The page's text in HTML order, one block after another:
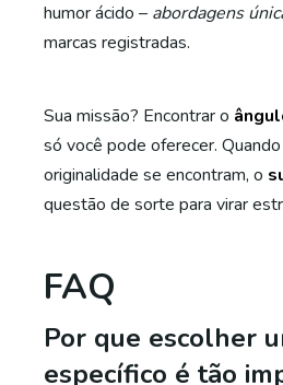
humor ácido – abordagens
marcas registradas.
Sua missão? Encontrar o
só você pode oferecer.
originalidade se encontram, o
questão de sorte para virar
FAQ
Por que escolher
específico é tão